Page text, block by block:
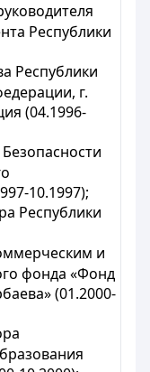
Республики
Республики
г.
(04.1996-
10.1997);
Республики
и
фонда «Фонд
(01.2000-